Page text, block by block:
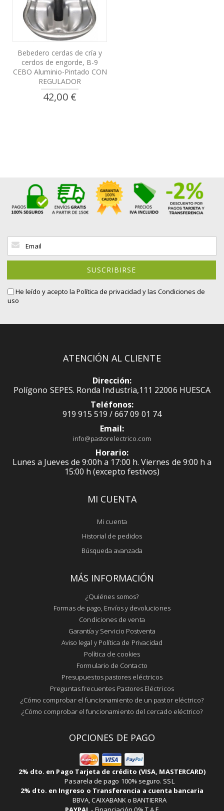
Bebedero cerdas de cría y
cerdos de engorde, B-9
CEBO Aluminio-Pintado CON
REGULADOR
42,00 €
Inscríbase
nuestro
SUSCRIBIRSE
He leído y acepto la Política de privacidad y las Condiciones de
uso
ATENCIÓN AL CLIENTE
Dirección:
Polígono SEPES. Ronda Industria,111 22006 HUESCA
Teléfonos:
919 915 519 / 667 09 01 74
Email:
info@pastorelectrico.com
Horario:
Lunes a Jueves de 9:00h a 17:00 h. Viernes de 9:00 h a
15:00 h (excepto festivos)
MI CUENTA
Mi cuenta
Historial de pedidos
Búsqueda avanzada
MÁS INFORMACIÓN
¿Quiénes somos?
Formas de pago, Envíos y devoluciones
Condiciones de venta
Garantía y Servicio Postventa
Aviso legal y Política de Privacidad
Política de cookies
Formulario de Contacto
Presupuestos pastores eléctricos
Preguntas frecuentes Pastores Eléctricos
¿Cómo comprobar el funcionamiento de un pastor eléctrico?
¿Cómo comprobar el funcionamiento del cercado eléctrico?
OPCIONES DE PAGO
2% dto. en Pago Tarjeta de crédito (VISA, MASTERCARD)
Pasarela de pago 100% seguro. SSL
2% dto. en Ingreso o Transferencia a cuenta bancaria
BBVA, CAIXABANK o BANTIERRA